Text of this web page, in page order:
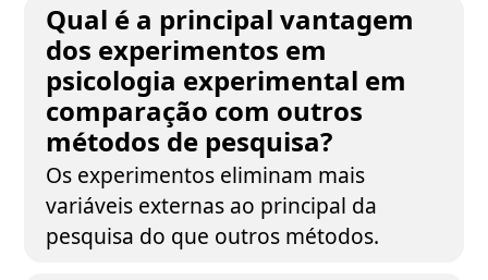
Qual é a principal vantagem
dos experimentos em
psicologia experimental em
comparação com outros
métodos de pesquisa?
Os experimentos eliminam mais
variáveis externas ao principal da
pesquisa do que outros métodos.